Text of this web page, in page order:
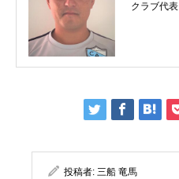
クラブ代表
投稿者: 三船 竜馬